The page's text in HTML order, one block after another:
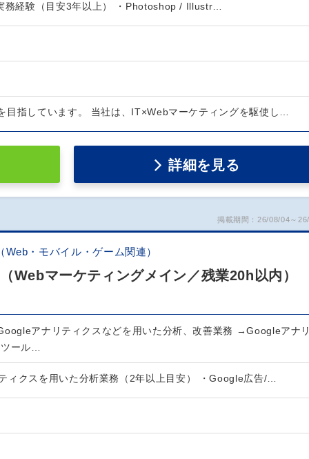
務経験（目安3年以上） ・Photoshop / Illustr…
目指しています。 当社は、IT×Webマーケティングを駆使し…
詳細を見る
掲載期間：26/08/04～
・モバイル・ゲーム関連）
Webマーケティングメイン／残業20h以内）
アナリティクスなどを用いた分析、改善業務 →Googleアナ
ール…
ィクスを用いた分析業務（2年以上目安） ・Google広告/…